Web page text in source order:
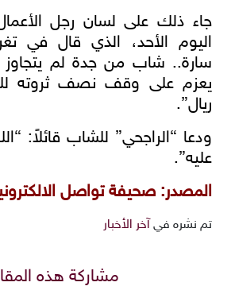
جاء ذلك على لسان رجل الأعمال
اليوم الأحد، الذي قال في
يعزم على وقف نصف ثروته
ريال”.
ودعا “الراجحي” للشاب قائلاً:
عليه”.
المصدر: صحيفة تواصل
تم نشره في آخر الأخبار
مشاركة هذه